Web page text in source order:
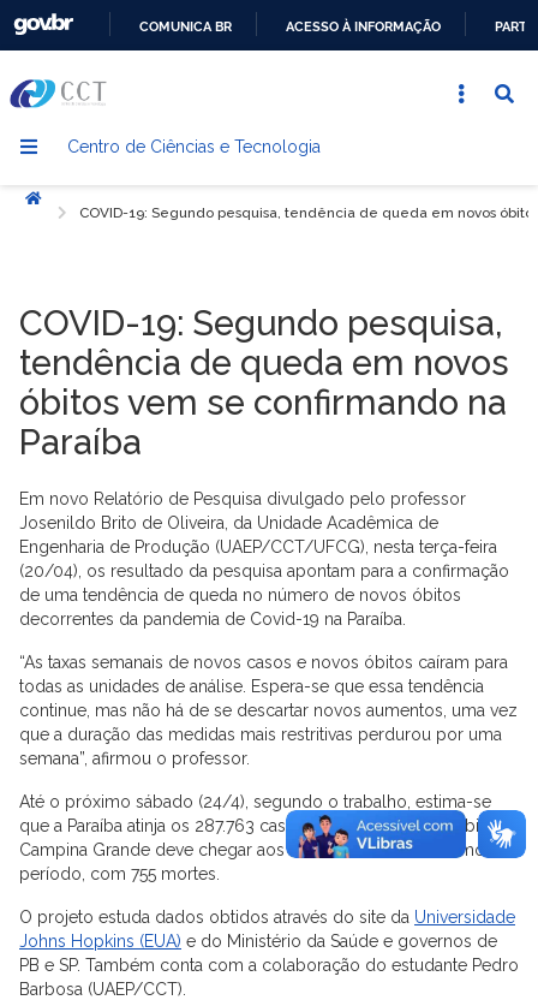
CONTEÚDO
COMUNICA BR ACESSO À INFORMAÇÃO
Centro de Ciências e Tecnologia
Início
COVID-19: Segundo pesquisa, tendência de queda em novos
COVID-19: Segundo pesquisa,
tendência de queda em novos
óbitos vem se confirmando na
Paraíba
Em novo Relatório de Pesquisa divulgado pelo professor
Josenildo Brito de Oliveira, da Unidade Acadêmica de
Engenharia de Produção (UAEP/CCT/UFCG), nesta terça-feira
(20/04), os resultado da pesquisa apontam para a confirmação
de uma tendência de queda no número de novos óbitos
decorrentes da pandemia de Covid-19 na Paraíba.
“As taxas semanais de novos casos e novos óbitos caíram para
todas as unidades de análise. Espera-se que essa tendência
continue, mas não há de se descartar novos aumentos, uma vez
que a duração das medidas mais restritivas perdurou por uma
semana”, afirmou o professor.
Até o próximo sábado (24/4), segundo o trabalho, estima-se
que a Paraíba atinja os 287.763 casos, registrando 6.655 óbitos.
Campina Grande deve chegar aos 26.300 casos no mesmo
período, com 755 mortes.
O projeto estuda dados obtidos através do site da Universidade
Johns Hopkins (EUA) e do Ministério da Saúde e governos de
PB e SP. Também conta com a colaboração do estudante Pedro
Barbosa (UAEP/CCT).